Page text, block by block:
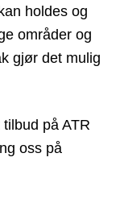
holdes og
områder og
gjør det mulig
på ATR
oss på